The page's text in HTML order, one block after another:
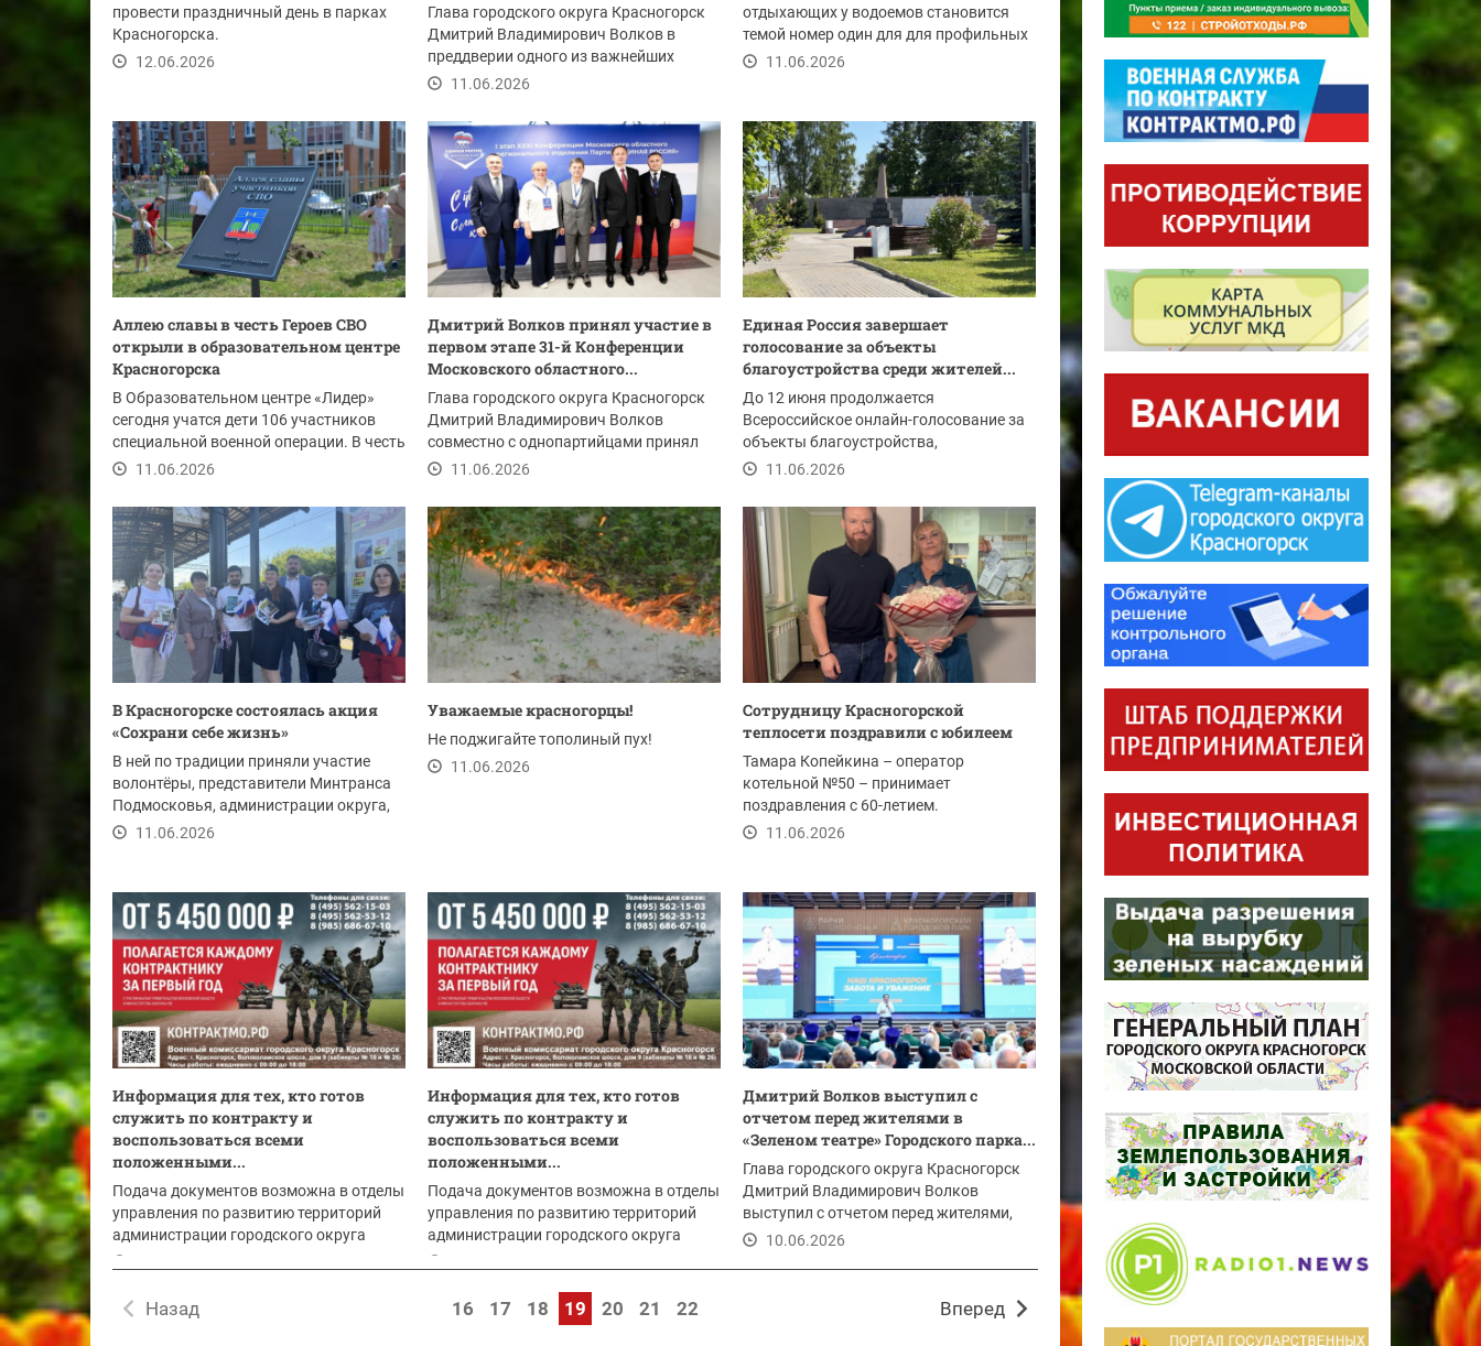
провести праздничный день в парках
Красногорска.
12.06.2026
Глава городского округа Красногорск
Дмитрий Владимирович Волков в
преддверии одного из важнейших
государственных...
11.06.2026
отдыхающих у водоемов становится
темой номер один для для профильных
ведомств. В...
11.06.2026
Аллею славы в честь Героев СВО
открыли в образовательном центре
Красногорска
В Образовательном центре «Лидер»
сегодня учатся дети 106 участников
специальной военной операции. В честь
их подвига...
11.06.2026
Дмитрий Волков принял участие в
первом этапе 31-й Конференции
Московского областного...
Глава городского округа Красногорск
Дмитрий Владимирович Волков
совместно с однопартийцами принял
участие в первом...
11.06.2026
Единая Россия завершает
голосование за объекты
благоустройства среди жителей...
До 12 июня продолжается
Всероссийское онлайн-голосование за
объекты благоустройства,
организованное партией «Единая...
11.06.2026
В Красногорске состоялась акция
«Сохрани себе жизнь»
В ней по традиции приняли участие
волонтёры, представители Минтранса
Подмосковья, администрации округа,
транспортной...
11.06.2026
Уважаемые красногорцы!
Не поджигайте тополиный пух!
11.06.2026
Сотрудницу Красногорской
теплосети поздравили с юбилеем
Тамара Копейкина – оператор
котельной №50 – принимает
поздравления с 60-летием.
Высококлассный профессионал
11.06.2026
Информация для тех, кто готов
служить по контракту и
воспользоваться всеми
положенными...
Подача документов возможна в отделы
управления по развитию территорий
администрации городского округа
Красногорск:
Информация для тех, кто готов
служить по контракту и
воспользоваться всеми
положенными...
Подача документов возможна в отделы
управления по развитию территорий
администрации городского округа
Красногорск:
Дмитрий Волков выступил с
отчетом перед жителями в
«Зеленом театре» Городского парка...
Глава городского округа Красногорск
Дмитрий Владимирович Волков
выступил с отчетом перед жителями,
героями СВО,...
10.06.2026
16 17 18 19 20 21 22
Назад Вперед